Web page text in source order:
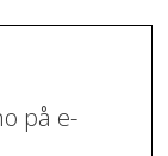
på e-